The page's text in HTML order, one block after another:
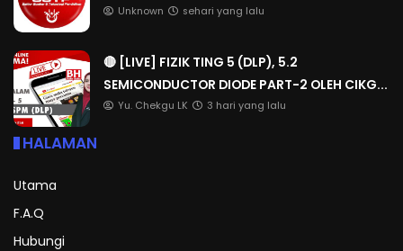
Unknown sehari yang lalu
🔴 [LIVE] FIZIK TING 5 (DLP), 5.2
SEMICONDUCTOR DIODE PART-2 OLEH CIKG...
Yu. Chekgu LK 3 hari yang lalu
HALAMAN
Utama
F.A.Q
Hubungi